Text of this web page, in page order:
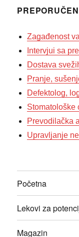
Zagađenost
Intervjui sa
Dostava
Pranje,
Defektolog,
Stomatološke
Prevodilačka
Upravljanje
Početna
Lekovi za
Magazin